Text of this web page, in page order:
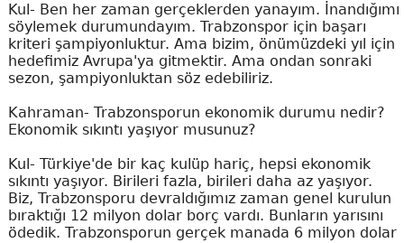
Kul- Ben her zaman gerçeklerden yanayım. İnandığımı
söylemek durumundayım. Trabzonspor için başarı
kriteri şampiyonluktur. Ama bizim, önümüzdeki yıl için
hedefimiz Avrupa'ya gitmektir. Ama ondan sonraki
sezon, şampiyonluktan söz edebiliriz.
Kahraman- Trabzonsporun ekonomik durumu nedir?
Ekonomik sıkıntı yaşıyor musunuz?
Kul- Türkiye'de bir kaç kulüp hariç, hepsi ekonomik
sıkıntı yaşıyor. Birileri fazla, birileri daha az yaşıyor.
Biz, Trabzonsporu devraldığımız zaman genel kurulun
bıraktığı 12 milyon dolar borç vardı. Bunların yarısını
ödedik. Trabzonsporun gerçek manada 6 milyon dolar